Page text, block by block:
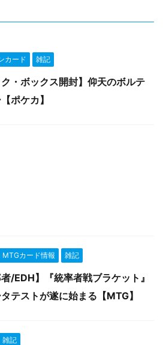
カード 雑記
ク・ボックス開封】仰天のボルテ
ポケカ】
MTGカード情報 雑記
者/EDH】『統率者戦ブラケット』
テストが遂に始まる【MTG】
雑記